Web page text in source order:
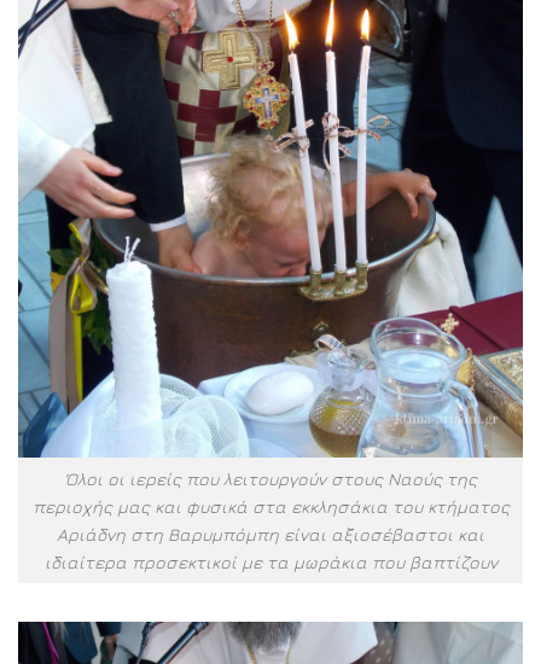
Όλοι οι ιερείς που λειτουργούν στους Ναούς της
περιοχής μας και φυσικά στα εκκλησάκια του κτήματος
Αριάδνη στη Βαρυμπόμπη είναι αξιοσέβαστοι και
ιδιαίτερα προσεκτικοί με τα μωράκια που βαπτίζουν